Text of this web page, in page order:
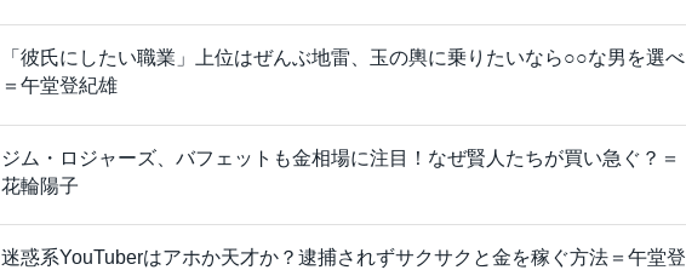
「彼氏にしたい職業」上位はぜんぶ地雷、玉の輿に乗りたいなら○○な男を選べ
＝午堂登紀雄
ジム・ロジャーズ、バフェットも金相場に注目！なぜ賢人たちが買い急ぐ？＝
花輪陽子
迷惑系YouTuberはアホか天才か？逮捕されずサクサクと金を稼ぐ方法＝午堂登